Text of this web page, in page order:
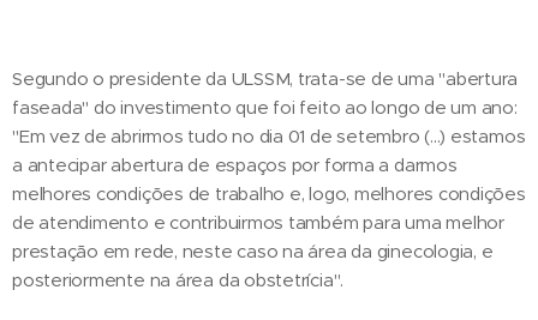
Segundo o presidente da ULSSM, trata-se de uma "abertura
faseada" do investimento que foi feito ao longo de um ano:
"Em vez de abrirmos tudo no dia 01 de setembro (...) estamos
a antecipar abertura de espaços por forma a darmos
melhores condições de trabalho e, logo, melhores condições
de atendimento e contribuirmos também para uma melhor
prestação em rede, neste caso na área da ginecologia, e
posteriormente na área da obstetrícia".